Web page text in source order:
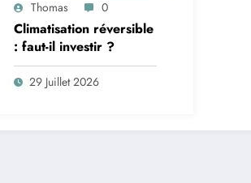
Thomas 0
Climatisation réversible
: faut-il investir ?
29 Juillet 2026